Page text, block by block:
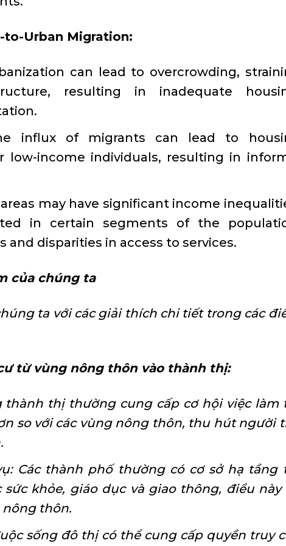
to-Urban Migration:
can lead to overcrowding,
resulting in inadequate
influx of migrants can lead to
low-income individuals, resulting in
may have significant income
in certain segments of the
and disparities in access to services.
của chúng ta
ta với các giải thích chi tiết trong các
từ vùng nông thôn vào thành thị:
thành thị thường cung cấp cơ hội việc làm
so với các vùng nông thôn, thu hút người
Các thành phố thường có cơ sở hạ tầng
khỏe, giáo dục và giao thông, điều này
thôn.
sống đô thị có thể cung cấp quyền truy